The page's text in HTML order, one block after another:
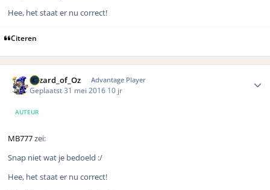
Hee, het staat er nu correct!
Citeren
Wizard_of_Oz Advantage Player
Geplaatst 31 mei 2016 10 jr
AUTEUR
MB777zei:
Snap niet wat je bedoeld :/
Hee, het staat er nu correct!